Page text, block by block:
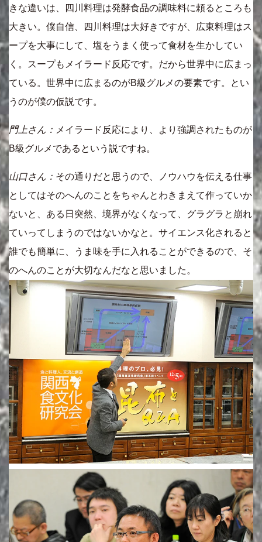
きな違いは、四川料理は発酵食品の調味料に頼るところも
大きい。僕自信、四川料理は大好きですが、広東料理はス
ープを大事にして、塩をうまく使って食材を生かしてい
く。スープもメイラード反応です。だから世界中に広まっ
ている。世界中に広まるのがB級グルメの要素です。とい
うのが僕の仮説です。
門上さん： メイラード反応により、より強調されたものが
B級グルメであるという説ですね。
山口さん： その通りだと思うので、ノウハウを伝える仕事
としてはそのへんのことをちゃんとわきまえて作っていか
ないと、ある日突然、境界がなくなって、グラグラと崩れ
ていってしまうのではないかなと。サイエンス化されると
誰でも簡単に、うま味を手に入れることができるので、そ
のへんのことが大切なんだなと思いました。